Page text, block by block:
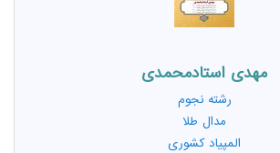
مهدی استادمحمدی
رشته نجوم
مدال طلا
المپیاد کشوری